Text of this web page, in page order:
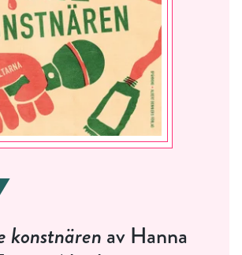
konstnärenav Hanna